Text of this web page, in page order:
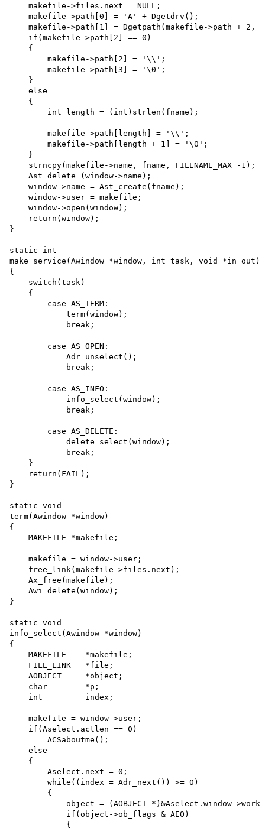
    makefile->files.next = NULL;
    makefile->path[0] = 'A' + Dgetdrv();
makefile->path[1] = Dgetpath(makefile->path + 2,
    if(makefile->path[2] == 0)
    {
        makefile->path[2] = '\\';
        makefile->path[3] = '\0';
    }
    else
    {
        int length = (int)strlen(fname);
        makefile->path[length] = '\\';
        makefile->path[length + 1] = '\0';
    }
    strncpy(makefile->name, fname, FILENAME_MAX -1);
    Ast_delete (window->name);
    window->name = Ast_create(fname);
    window->user = makefile;
    window->open(window);
    return(window);
}
static int
make_service(Awindow *window, int task, void *in_out)
{
    switch(task)
    {
        case AS_TERM:
            term(window);
            break;
        case AS_OPEN:
            Adr_unselect();
            break;
        case AS_INFO:
            info_select(window);
            break;
        case AS_DELETE:
            delete_select(window);
            break;
    }
    return(FAIL);
}
static void
term(Awindow *window)
{
    MAKEFILE *makefile;
    makefile = window->user;
    free_link(makefile->files.next);
    Ax_free(makefile);
    Awi_delete(window);
}
static void
info_select(Awindow *window)
{
    MAKEFILE    *makefile;
    FILE_LINK   *file;
    AOBJECT     *object;
    char        *p;
    int         index;
    makefile = window->user;
    if(Aselect.actlen == 0)
        ACSaboutme();
    else
    {
        Aselect.next = 0;
        while((index = Adr_next()) >= 0)
        {
object = (AOBJECT *)&Aselect.window-
            if(object->ob_flags & AEO)
            {